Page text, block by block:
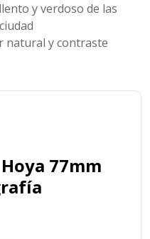
y verdoso de las
natural y contraste
77mm